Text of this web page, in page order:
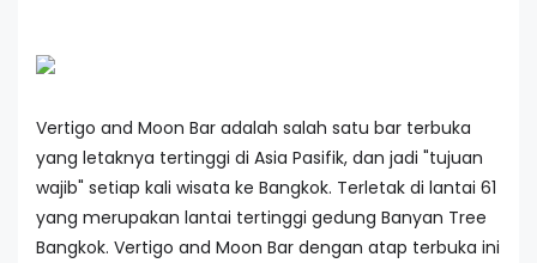
Vertigo and Moon Bar adalah salah satu bar terbuka
yang letaknya tertinggi di Asia Pasifik, dan jadi "tujuan
wajib" setiap kali wisata ke Bangkok. Terletak di lantai 61
yang merupakan lantai tertinggi gedung Banyan Tree
Bangkok. Vertigo and Moon Bar dengan atap terbuka ini